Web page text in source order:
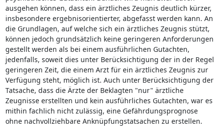
ausgehen können, dass ein ärztliches Zeugnis deutlich kürzer,
insbesondere ergebnisorientierter, abgefasst werden kann. An
die Grundlagen, auf welche sich ein ärztliches Zeugnis stützt,
können jedoch grundsätzlich keine geringeren Anforderungen
gestellt werden als bei einem ausführlichen Gutachten,
jedenfalls, soweit dies unter Berücksichtigung der in der Regel
geringeren Zeit, die einem Arzt für ein ärztliches Zeugnis zur
Verfügung steht, möglich ist. Auch unter Berücksichtigung der
Tatsache, dass die Ärzte der Beklagten "nur" ärztliche
Zeugnisse erstellten und kein ausführliches Gutachten, war es
mithin fachlich nicht zulässig, eine Gefährdungsprognose
ohne nachvollziehbare Anknüpfungstatsachen zu erstellen.